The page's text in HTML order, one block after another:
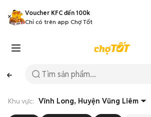
Voucher KFC đến 100k
Chỉ có trên app Chợ Tốt
Khu vực: Vĩnh Long, Huyện Vũng Liêm